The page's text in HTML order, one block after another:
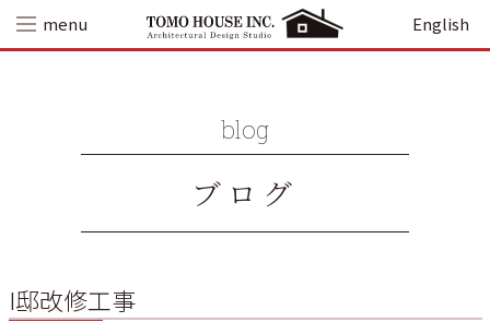
content
menu English
blog
ブログ
I邸改修工事